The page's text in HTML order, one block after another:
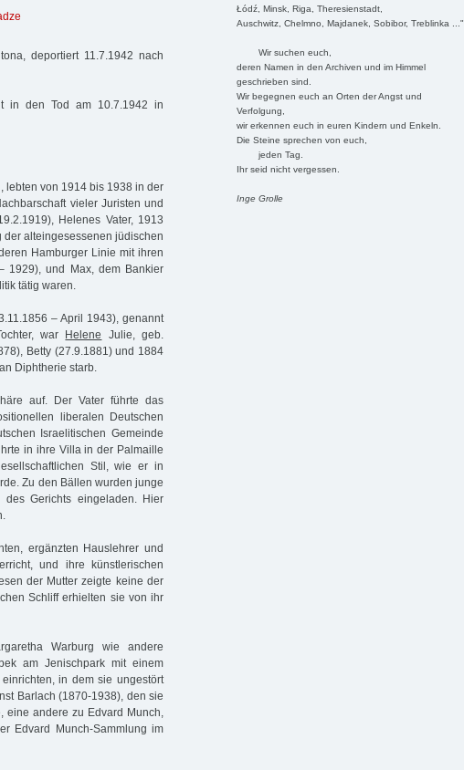
Łódź, Minsk, Riga, Theresienstadt,
Auschwitz, Chelmno, Majdanek, Sobibor, Treblinka ..."
Wir suchen euch,
deren Namen in den Archiven und im Himmel
geschrieben sind.
Wir begegnen euch an Orten der Angst und
Verfolgung,
wir erkennen euch in euren Kindern und Enkeln.
Die Steine sprechen von euch,
jeden Tag.
Ihr seid nicht vergessen.
Inge Grolle
deportiert 11.7.1942 nach
in den Tod am 10.7.1942 in
lebten von 1914 bis 1938 in der
vieler Juristen und
Helenes Vater, 1913
alteingesessenen jüdischen
Hamburger Linie mit ihren
1929), und Max, dem Bankier
tätig waren.
– April 1943), genannt
war Helene
Julie, geb.
Betty (27.9.1881) und 1884
Diphtherie starb.
auf. Der Vater führte das
liberalen Deutschen
Israelitischen Gemeinde
in ihre Villa in der Palmaille
Stil, wie er in
Zu den Bällen wurden junge
des Gerichts eingeladen. Hier
ergänzten Hauslehrer und
und ihre künstlerischen
der Mutter zeigte keine der
Schliff erhielten sie von ihr
Warburg wie andere
am Jenischpark mit einem
in dem sie ungestört
Barlach (1870-1938), den sie
andere zu Edvard Munch,
Edvard Munch-Sammlung im